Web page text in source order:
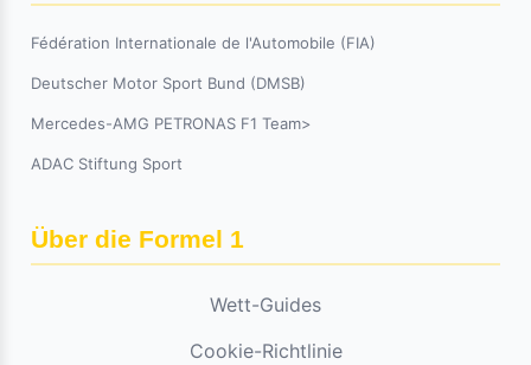
Fédération Internationale de l'Automobile (FIA)
Deutscher Motor Sport Bund (DMSB)
Mercedes-AMG PETRONAS F1 Team>
ADAC Stiftung Sport
Über die Formel 1
Wett-Guides
Cookie-Richtlinie